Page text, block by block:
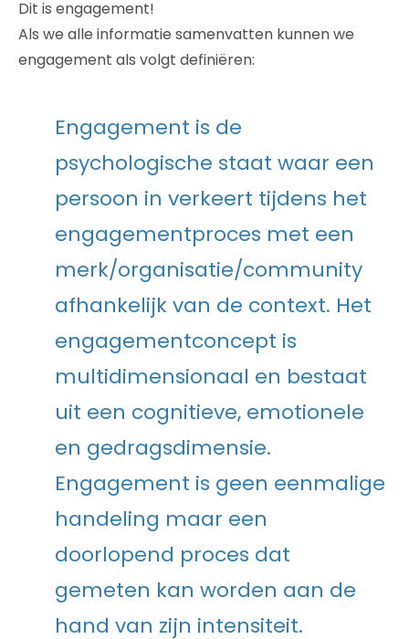
Dit is engagement!
Als we alle informatie samenvatten kunnen we
engagement als volgt definiëren:
Engagement is de
psychologische staat waar een
persoon in verkeert tijdens het
engagementproces met een
merk/organisatie/community
afhankelijk van de context. Het
engagementconcept is
multidimensionaal en bestaat
uit een cognitieve, emotionele
en gedragsdimensie.
Engagement is geen eenmalige
handeling maar een
doorlopend proces dat
gemeten kan worden aan de
hand van zijn intensiteit.